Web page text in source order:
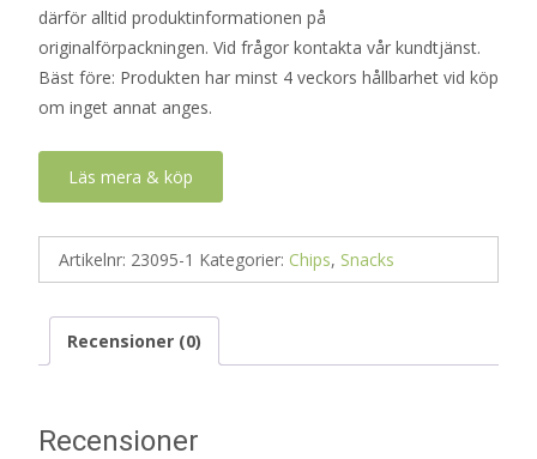
därför alltid produktinformationen på
originalförpackningen. Vid frågor kontakta vår kundtjänst.
Bäst före: Produkten har minst 4 veckors hållbarhet vid köp
om inget annat anges.
Läs mera & köp
Artikelnr: 23095-1 Kategorier: Chips, Snacks
Recensioner (0)
Recensioner